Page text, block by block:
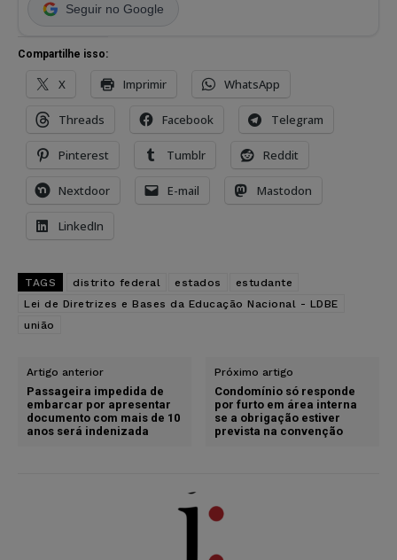
Seguir no Google
Compartilhe isso:
X Imprimir WhatsApp
Threads Facebook Telegram
Pinterest Tumblr Reddit
Nextdoor E-mail Mastodon
LinkedIn
TAGS distrito federal estados
estudante
Lei de Diretrizes e Bases da Educação Nacional - LDBE
união
Artigo anterior
Passageira impedida de
embarcar por apresentar
documento com mais de 10
anos será indenizada
Próximo artigo
Condomínio só responde
por furto em área interna
se a obrigação estiver
prevista na convenção